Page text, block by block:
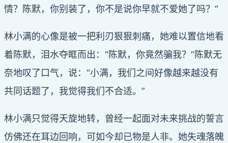
情？陈默，你别装了，你不是说你早就不爱她了吗？”
林小满的心像是被一把利刃狠狠刺痛，她难以置信地看
着陈默，泪水夺眶而出：“陈默，你竟然骗我？”陈默无
奈地叹了口气，说：“小满，我们之间好像越来越没有
共同话题了，我觉得我们不合适。”
林小满只觉得天旋地转，曾经一起面对未来挑战的誓言
仿佛还在耳边回响，可如今却已物是人非。她失魂落魄